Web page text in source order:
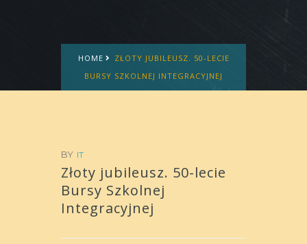
HOME
ZŁOTY JUBILEUSZ. 50-LECIE
BURSY SZKOLNEJ INTEGRACYJNEJ
BY IT
Złoty jubileusz. 50-lecie
Bursy Szkolnej
Integracyjnej